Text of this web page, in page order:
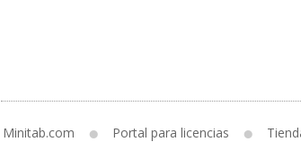
Minitab.com Portal para licencias